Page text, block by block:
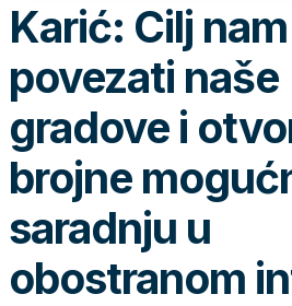
Karić: Cilj
povezati naše
gradove i
brojne
saradnju u
obostranom